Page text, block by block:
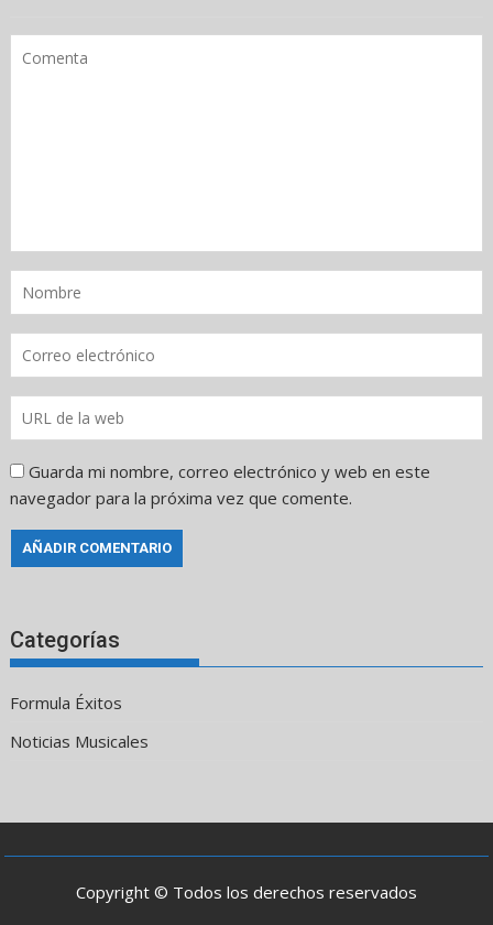
Guarda mi nombre, correo electrónico y web en este
navegador para la próxima vez que comente.
Categorías
Formula Éxitos
Noticias Musicales
Copyright © Todos los derechos reservados